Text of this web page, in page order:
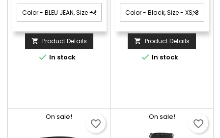
 Product Details
 In stock
 Product Details
 In stock
On sale!
favorite_border
On sale!
favorite_border